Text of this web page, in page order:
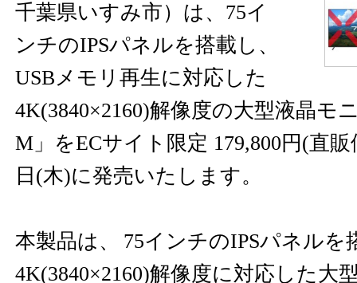
千葉県いすみ市）は、75イ
ンチのIPSパネルを搭載し、
USBメモリ再生に対応した
4K(3840×2160)解像度の大型液晶モ
M」をECサイト限定 179,800円(直
日(木)に発売いたします。
本製品は、 75インチのIPSパネルを
4K(3840×2160)解像度に対応した大